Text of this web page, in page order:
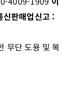
신판매업신고 :
무단 도용 및 복